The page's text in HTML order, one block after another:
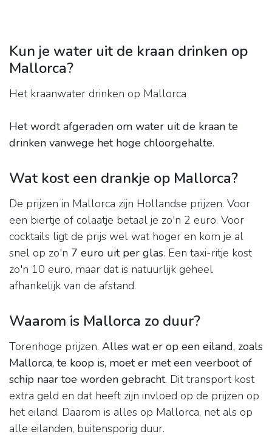
Kun je water uit de kraan drinken op
Mallorca?
Het kraanwater drinken op Mallorca
Het wordt afgeraden om water uit de kraan te
drinken vanwege het hoge chloorgehalte.
Wat kost een drankje op Mallorca?
De prijzen in Mallorca zijn Hollandse prijzen. Voor
een biertje of colaatje betaal je zo'n 2 euro. Voor
cocktails ligt de prijs wel wat hoger en kom je al
snel op zo'n 7 euro uit per glas. Een taxi-ritje kost
zo'n 10 euro, maar dat is natuurlijk geheel
afhankelijk van de afstand.
Waarom is Mallorca zo duur?
Torenhoge prijzen. Alles wat er op een eiland, zoals
Mallorca, te koop is, moet er met een veerboot of
schip naar toe worden gebracht. Dit transport kost
extra geld en dat heeft zijn invloed op de prijzen op
het eiland. Daarom is alles op Mallorca, net als op
alle eilanden, buitensporig duur.